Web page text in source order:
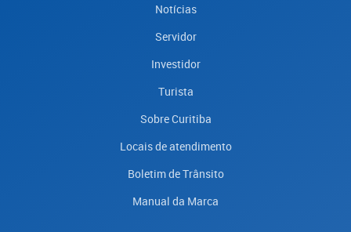
Notícias
Servidor
Investidor
Turista
Sobre Curitiba
Locais de atendimento
Boletim de Trânsito
Manual da Marca